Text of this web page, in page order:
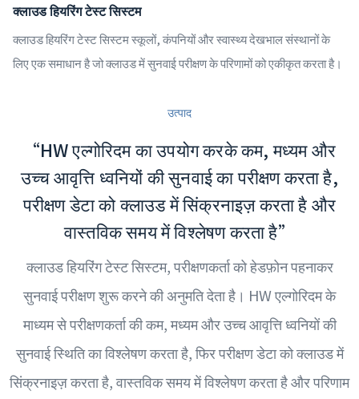
क्लाउड हियरिंग टेस्ट सिस्टम
क्लाउड हियरिंग टेस्ट सिस्टम स्कूलों, कंपनियों और स्वास्थ्य देखभाल संस्थानों के
लिए एक समाधान है जो क्लाउड में सुनवाई परीक्षण के परिणामों को एकीकृत करता है।
उत्पाद
“HW एल्गोरिदम का उपयोग करके कम, मध्यम और
उच्च आवृत्ति ध्वनियों की सुनवाई का परीक्षण करता है,
परीक्षण डेटा को क्लाउड में सिंक्रनाइज़ करता है और
वास्तविक समय में विश्लेषण करता है”
क्लाउड हियरिंग टेस्ट सिस्टम, परीक्षणकर्ता को हेडफ़ोन पहनाकर
सुनवाई परीक्षण शुरू करने की अनुमति देता है। HW एल्गोरिदम के
माध्यम से परीक्षणकर्ता की कम, मध्यम और उच्च आवृत्ति ध्वनियों की
सुनवाई स्थिति का विश्लेषण करता है, फिर परीक्षण डेटा को क्लाउड में
सिंक्रनाइज़ करता है, वास्तविक समय में विश्लेषण करता है और परिणाम